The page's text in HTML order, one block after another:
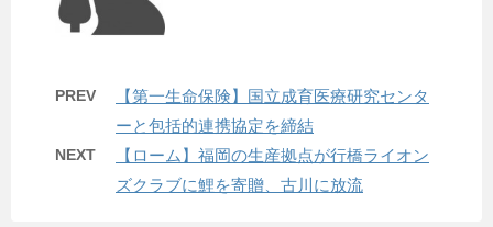
PREV
【第一生命保険】国立成育医療研究センタ
ーと包括的連携協定を締結
NEXT
【ローム】福岡の生産拠点が行橋ライオン
ズクラブに鯉を寄贈、古川に放流